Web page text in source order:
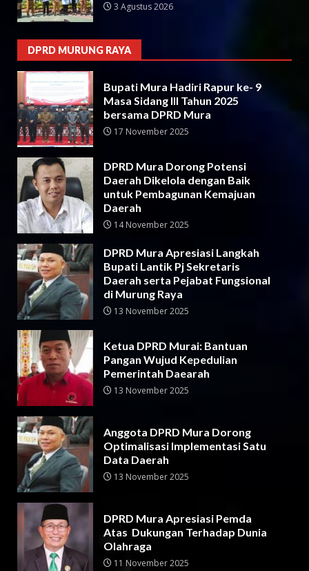
3 Agustus 2026
DPRD MURUNG RAYA
Bupati Mura Hadiri Rapur ke- 9
Masa Sidang III Tahun 2025
bersama DPRD Mura
17 November 2025
DPRD Mura Dorong Potensi
Daerah Dikelola dengan Baik
untuk Pembagunan Kemajuan
Daerah
14 November 2025
DPRD Mura Apresiasi Langkah
Bupati Lantik Pj Sekretaris
Daerah serta Pejabat Fungsional
di Murung Raya
13 November 2025
Ketua DPRD Murai: Bantuan
Pangan Wujud Kepedulian
Pemerintah Daearah
13 November 2025
Anggota DPRD Mura Dorong
Optimalisasi Implementasi Satu
Data Daerah
13 November 2025
DPRD Mura Apresiasi Pemda
Atas Dukungan Terhadap Dunia
Olahraga
11 November 2025